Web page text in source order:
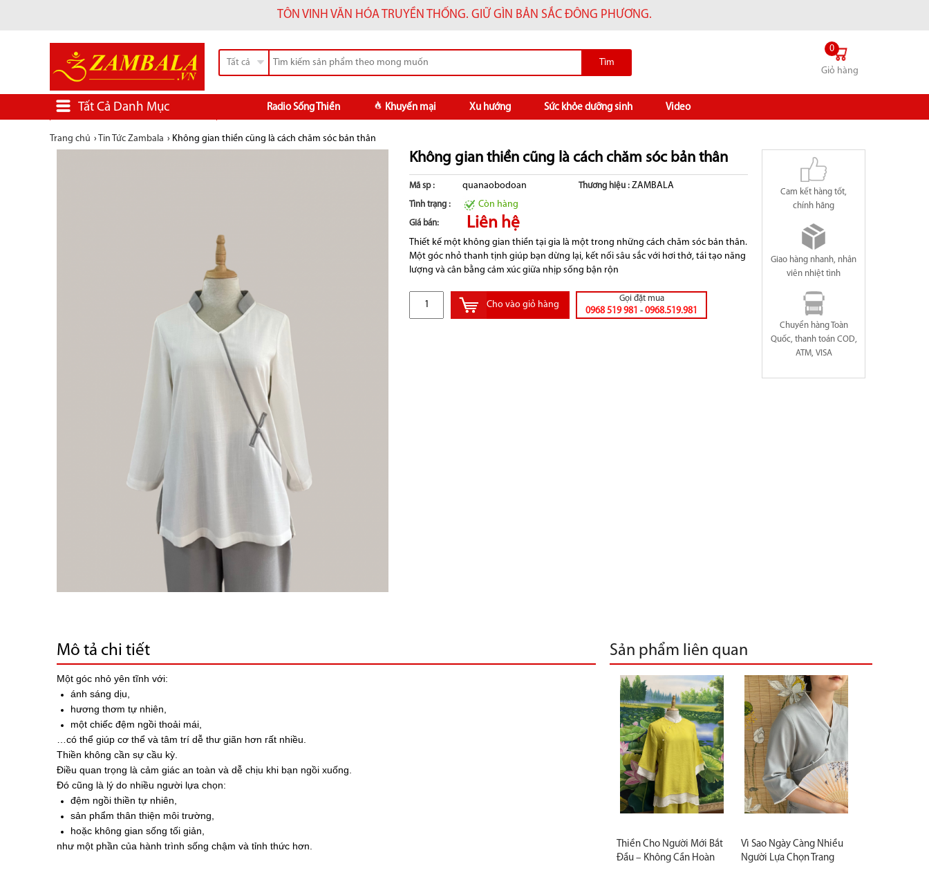
TÔN VINH VĂN HÓA TRUYỀN THỐNG. GIỮ GÌN BẢN SẮC ĐÔNG PHƯƠNG.
0
Giỏ hàng
Tất cả
Tất Cả Danh Mục Radio Sống Thiền Khuyến mại Xu hướng Sức khỏe dưỡng sinh Video
Trang chủ › Tin Tức Zambala › Không gian thiền cũng là cách chăm sóc bản thân
Không gian thiền cũng là cách chăm sóc bản thân
Mã sp : quanaobodoan Thương hiệu : ZAMBALA
Tình trạng : Còn hàng
Giá bán: Liên hệ
Thiết kế một không gian thiền tại gia là một trong những cách chăm sóc bản thân.
Một góc nhỏ thanh tịnh giúp bạn dừng lại, kết nối sâu sắc với hơi thở, tái tạo năng
lượng và cân bằng cảm xúc giữa nhịp sống bận rộn
Cho vào giỏ hàng
Gọi đặt mua
0968 519 981 -0968.519.981
Cam kết hàng tốt,
chính hãng
Giao hàng nhanh, nhân
viên nhiệt tình
Chuyển hàng Toàn
Quốc, thanh toán COD,
ATM, VISA
Mô tả chi tiết
Một góc nhỏ yên tĩnh với:
ánh sáng dịu,
hương thơm tự nhiên,
một chiếc đệm ngồi thoải mái,
…có thể giúp cơ thể và tâm trí dễ thư giãn hơn rất nhiều.
Thiền không cần sự cầu kỳ.
Điều quan trọng là cảm giác an toàn và dễ chịu khi bạn ngồi xuống.
Đó cũng là lý do nhiều người lựa chọn:
đệm ngồi thiền tự nhiên,
sản phẩm thân thiện môi trường,
hoặc không gian sống tối giản,
như một phần của hành trình sống chậm và tỉnh thức hơn.
Sản phẩm liên quan
Thiền Cho Người Mới Bắt
Đầu – Không Cần Hoàn
Vì Sao Ngày Càng Nhiều
Người Lựa Chọn Trang